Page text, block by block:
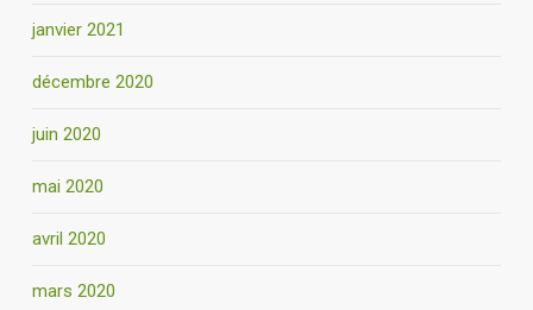
janvier 2021
décembre 2020
juin 2020
mai 2020
avril 2020
mars 2020